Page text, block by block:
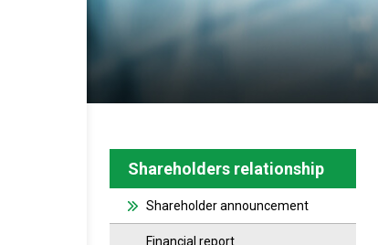
Shareholders relationship
Shareholder announcement
Financial report